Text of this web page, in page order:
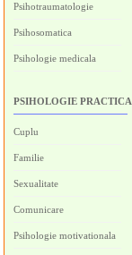
Psihotraumatologie
Psihosomatica
Psihologie medicala
PSIHOLOGIE PRACTICA
Cuplu
Familie
Sexualitate
Comunicare
Psihologie motivationala